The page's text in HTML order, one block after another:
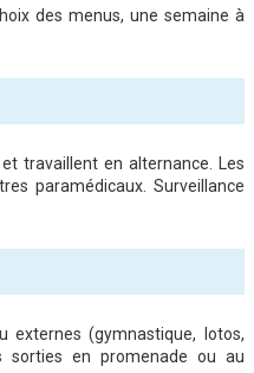
des menus, une semaine à
travaillent en alternance. Les
paramédicaux. Surveillance
externes (gymnastique, lotos,
sorties en promenade ou au